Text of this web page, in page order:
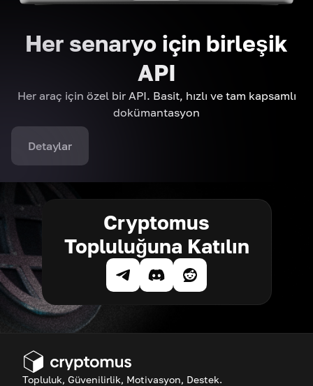
Her senaryo için birleşik
API
Her araç için özel bir API. Basit, hızlı ve tam kapsamlı
dokümantasyon
Detaylar
Cryptomus
Topluluğuna Katılın
Topluluk, Güvenilirlik, Motivasyon, Destek.